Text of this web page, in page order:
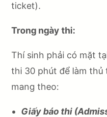
ticket).
Trong ngày thi:
Thí sinh phải có mặt
thi 30 phút để làm thủ
mang theo:
Giấy báo thi